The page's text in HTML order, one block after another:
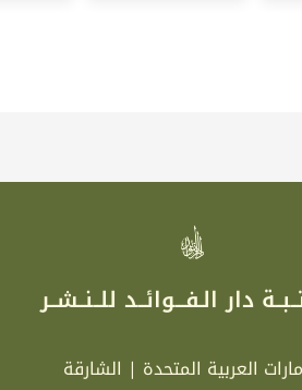
دار الـفـــوائــد للــنــشــر
العربية المتحدة | الشارقة